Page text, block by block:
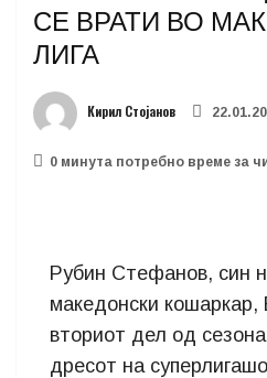
СЕ ВРАТИ ВО
ЛИГА
Кирил Стојанов
0 минутa потребно време за
Рубин Стефанов, син
македонски
вториот дел од
дресот на